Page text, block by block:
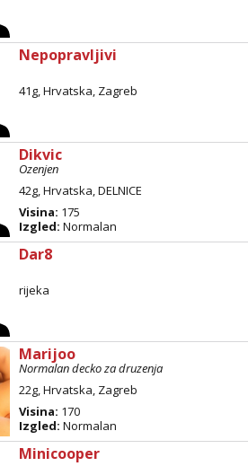
Nepopravljivi
41g, Hrvatska, Zagreb
Dikvic
Ozenjen
42g, Hrvatska, DELNICE
Visina: 175
Izgled: Normalan
Dar8
rijeka
Marijoo
Normalan decko za druzenja
22g, Hrvatska, Zagreb
Visina: 170
Izgled: Normalan
Minicooper